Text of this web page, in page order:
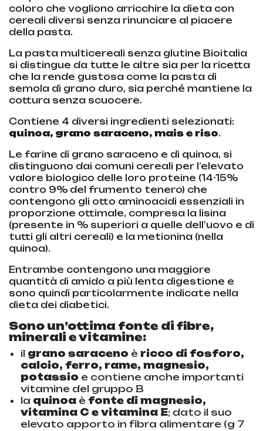
coloro che vogliono arricchire la dieta con
cereali diversi senza rinunciare al piacere
della pasta.
La pasta multicereali senza glutine Bioitalia
si distingue da tutte le altre sia per la ricetta
che la rende gustosa come la pasta di
semola di grano duro, sia perché mantiene la
cottura senza scuocere.
Contiene 4 diversi ingredienti selezionati:
quinoa, grano saraceno, mais e riso.
Le farine di grano saraceno e di quinoa, si
distinguono dai comuni cereali per l’elevato
valore biologico delle loro proteine (14-15%
contro 9% del frumento tenero) che
contengono gli otto aminoacidi essenziali in
proporzione ottimale, compresa la lisina
(presente in % superiori a quelle dell’uovo e di
tutti gli altri cereali) e la metionina (nella
quinoa).
Entrambe contengono una maggiore
quantità di amido a più lenta digestione e
sono quindi particolarmente indicate nella
dieta dei diabetici.
Sono un’ottima fonte di fibre,
minerali e vitamine:
il grano saraceno è ricco di fosforo,
calcio, ferro, rame, magnesio,
potassio e contiene anche importanti
vitamine del gruppo B
la quinoa è fonte di magnesio,
vitamina C e vitamina E; dato il suo
elevato apporto in fibra alimentare (g 7